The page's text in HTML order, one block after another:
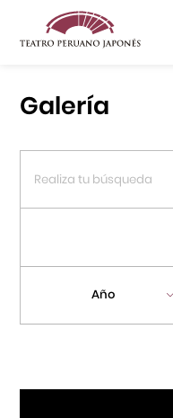
Centro Cultural
Galería
Año